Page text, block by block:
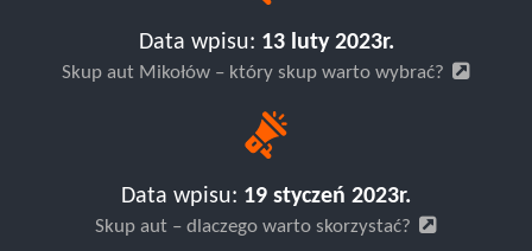
Data wpisu: 13 luty 2023r.
Skup aut Mikołów – który skup warto wybrać?
Data wpisu: 19 styczeń 2023r.
Skup aut – dlaczego warto skorzystać?